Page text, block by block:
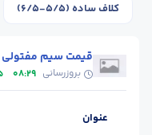
کلاف ساده (5/5-6/5)
قیمت سیم مفتولی
بروزرسانی 08:29
عنوان